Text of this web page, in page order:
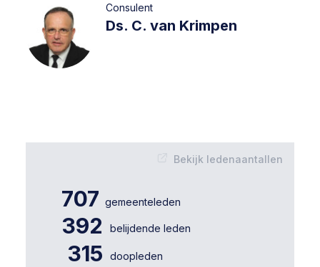
Consulent
Ds. C. van Krimpen
Bekijk ledenaantallen
707 gemeenteleden
392 belijdende leden
315 doopleden